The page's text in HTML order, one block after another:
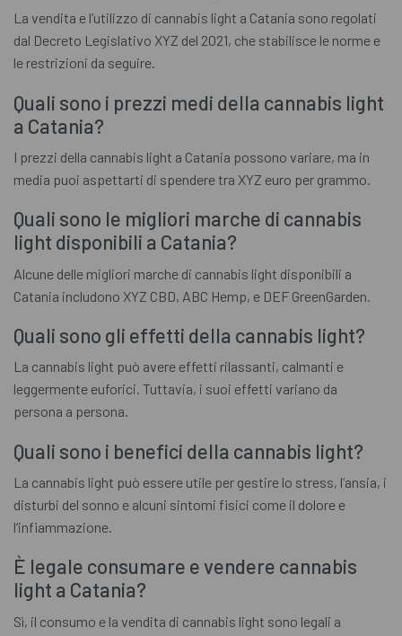
La vendita e l’utilizzo di cannabis light a Catania sono regolati
dal Decreto Legislativo XYZ del 2021, che stabilisce le norme e
le restrizioni da seguire.
Quali sono i prezzi medi della cannabis light
a Catania?
I prezzi della cannabis light a Catania possono variare, ma in
media puoi aspettarti di spendere tra XYZ euro per grammo.
Quali sono le migliori marche di cannabis
light disponibili a Catania?
Alcune delle migliori marche di cannabis light disponibili a
Catania includono XYZ CBD, ABC Hemp, e DEF GreenGarden.
Quali sono gli effetti della cannabis light?
La cannabis light può avere effetti rilassanti, calmanti e
leggermente euforici. Tuttavia, i suoi effetti variano da
persona a persona.
Quali sono i benefici della cannabis light?
La cannabis light può essere utile per gestire lo stress, l’ansia, i
disturbi del sonno e alcuni sintomi fisici come il dolore e
l’infiammazione.
È legale consumare e vendere cannabis
light a Catania?
Sì, il consumo e la vendita di cannabis light sono legali a